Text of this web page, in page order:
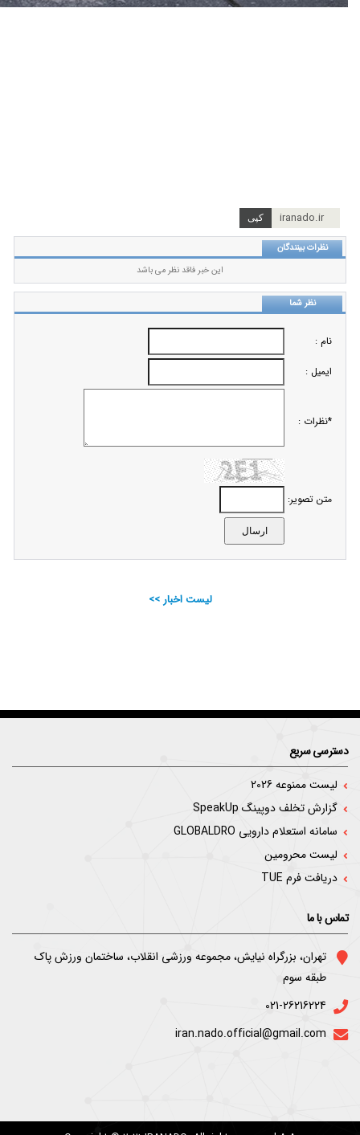
iranado.ir
نظرات بینندگان
این خبر فاقد نظر می باشد
نظر شما
نام :
ایمیل :
*نظرات :
متن تصویر:
لیست اخبار >>
دسترسی سریع
لیست ممنوعه 2026
گزارش تخلف دوپینگ SpeakUp
سامانه استعلام دارویی GLOBALDRO
لیست محرومین
دریافت فرم TUE
تماس با ما
ﺗﻬﺮان، ﺑﺰرﮔﺮاه ﻧﯿﺎﯾﺶ، ﻣﺠﻤﻮﻋﻪ ورزﺷﯽ اﻧﻘﻼب، ﺳﺎﺧﺘﻤﺎن ورزش ﭘﺎک
ﻃﺒﻘﻪ ﺳﻮم
021-26216224
iran.nado.official@gmail.com